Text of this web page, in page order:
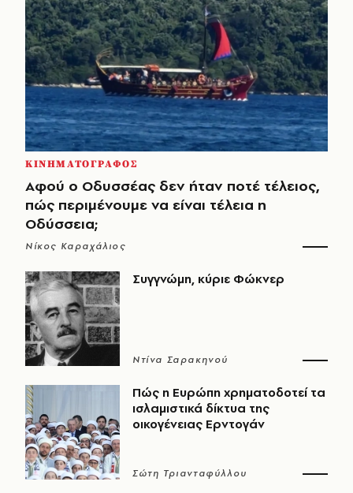
ΚΙΝΗΜΑΤΟΓΡΑΦΟΣ
Αφού ο Οδυσσέας δεν ήταν ποτέ τέλειος,
πώς περιμένουμε να είναι τέλεια η
Οδύσσεια;
Νίκος Καραχάλιος
Συγγνώμη, κύριε Φώκνερ
Ντίνα Σαρακηνού
Πώς η Ευρώπη χρηματοδοτεί τα
ισλαμιστικά δίκτυα της
οικογένειας Ερντογάν
Σώτη Τριανταφύλλου